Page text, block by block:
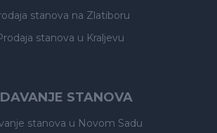
stanova na Zlatiboru
stanova u Kraljevu
STANOVA
stanova u Novom Sadu